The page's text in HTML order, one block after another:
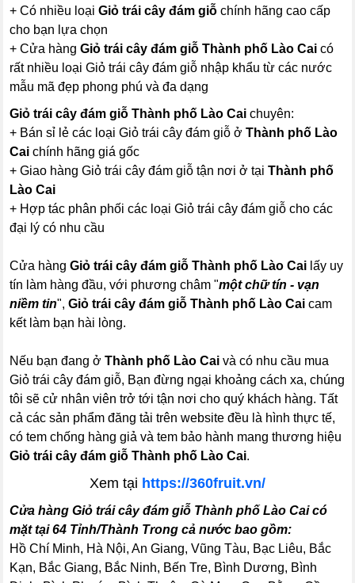
+ Có nhiều loạiGiỏ trái cây đám giỗ chính hãng cao cấp
cho bạn lựa chọn
+ Cửa hàngGiỏ trái cây đám giỗ Thành phố Lào Cai có
rất nhiều loại Giỏ trái cây đám giỗ nhập khẩu từ các nước
mẫu mã đẹp phong phú và đa dạng
Giỏ trái cây đám giỗ Thành phố Lào Caichuyên:
+ Bán sỉ lẻ các loại Giỏ trái cây đám giỗ ởThành phố Lào
Cai chính hãng giá gốc
+ Giao hàng Giỏ trái cây đám giỗ tận nơi ở tạiThành phố
Lào Cai
+ Hợp tác phân phối các loại Giỏ trái cây đám giỗ cho các
đại lý có nhu cầu
Cửa hàngGiỏ trái cây đám giỗ Thành phố Lào Cai lấy uy
tín làm hàng đầu, với phương châm "một chữ tín - vạn
niềm tin",Giỏ trái cây đám giỗ Thành phố Lào Cai cam
kết làm bạn hài lòng.
Nếu bạn đang ởThành phố Lào Cai và có nhu cầu mua
Giỏ trái cây đám giỗ, Bạn đừng ngại khoảng cách xa, chúng
tôi sẽ cử nhân viên trở tới tận nơi cho quý khách hàng. Tất
cả các sản phẩm đăng tải trên website đều là hình thực tế,
có tem chống hàng giả và tem bảo hành mang thương hiệu
Giỏ trái cây đám giỗ Thành phố Lào Cai.
Xem tại https://360fruit.vn/
Cửa hàng Giỏ trái cây đám giỗ Thành phố Lào Cai có
mặt tại 64 Tỉnh/Thành Trong cả nước bao gồm:
Hồ Chí Minh, Hà Nội, An Giang, Vũng Tàu, Bạc Liêu, Bắc
Kạn, Bắc Giang, Bắc Ninh, Bến Tre, Bình Dương, Bình